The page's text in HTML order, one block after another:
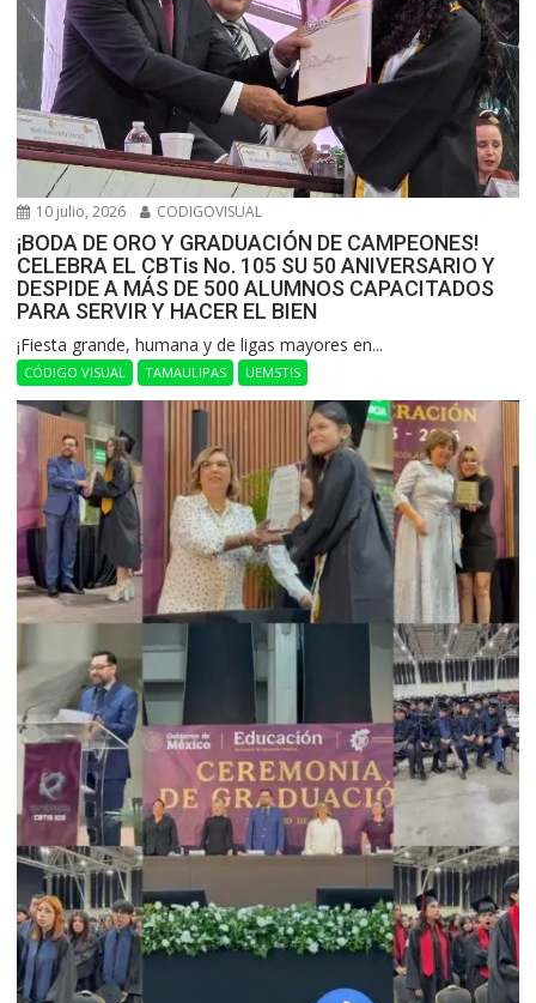
10 julio, 2026 CODIGOVISUAL
¡BODA DE ORO Y GRADUACIÓN DE CAMPEONES!
CELEBRA EL CBTis No. 105 SU 50 ANIVERSARIO Y
DESPIDE A MÁS DE 500 ALUMNOS CAPACITADOS
PARA SERVIR Y HACER EL BIEN
​¡Fiesta grande, humana y de ligas mayores en...
CÓDIGO VISUAL TAMAULIPAS UEMSTIS